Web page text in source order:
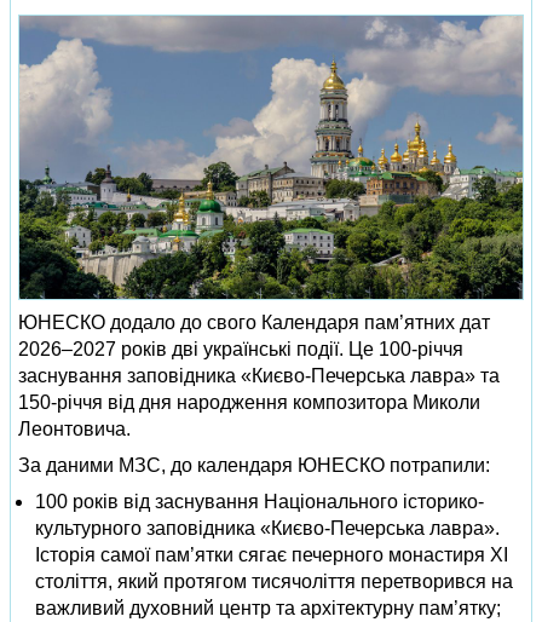
ЮНЕСКО додало до свого Календаря пам’ятних дат
2026–2027 років дві українські події. Це 100‑річчя
заснування заповідника «Києво‑Печерська лавра» та
150‑річчя від дня народження композитора Миколи
Леонтовича.
За даними МЗС, до календаря ЮНЕСКО потрапили:
100 років від заснування Національного історико-
культурного заповідника «Києво‑Печерська лавра».
Історія самої пам’ятки сягає печерного монастиря XI
століття, який протягом тисячоліття перетворився на
важливий духовний центр та архітектурну пам’ятку;